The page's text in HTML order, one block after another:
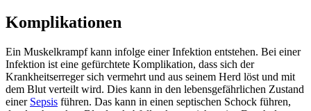
Komplikationen
Ein Muskelkrampf kann infolge einer Infektion entstehen. Bei einer
Infektion ist eine gefürchtete Komplikation, dass sich der
Krankheitserreger sich vermehrt und aus seinem Herd löst und mit
dem Blut verteilt wird. Dies kann in den lebensgefährlichen Zustand
einer Sepsis führen. Das kann in einen septischen Schock führen,